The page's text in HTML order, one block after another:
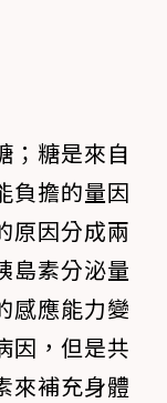
；糖是來自
負擔的量因
原因分成兩
島素分泌量
感應能力變
因，但是共
來補充身體